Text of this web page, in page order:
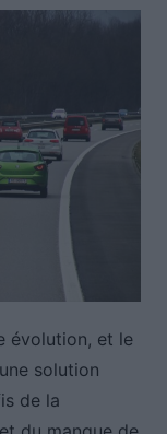
évolution, et le
solution
de la